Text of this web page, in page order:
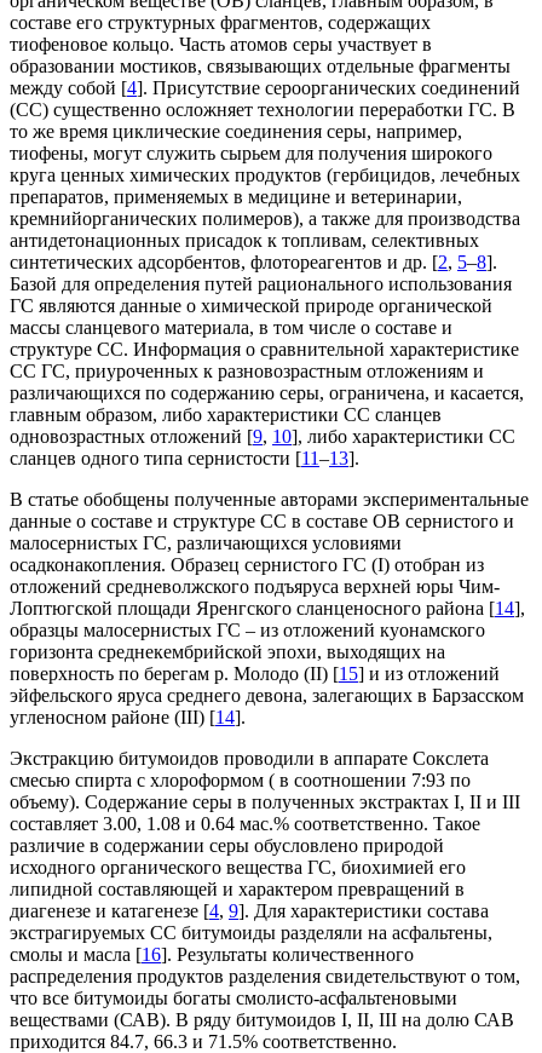
составе его структурных фрагментов, содержащих
тиофеновое кольцо. Часть атомов серы участвует в
образовании мостиков, связывающих отдельные фрагменты
между собой [4]. Присутствие сероорганических соединений
(СС) существенно осложняет технологии переработки ГС. В
то же время циклические соединения серы, например,
тиофены, могут служить сырьем для получения широкого
круга ценных химических продуктов (гербицидов, лечебных
препаратов, применяемых в медицине и ветеринарии,
кремнийорганических полимеров), а также для производства
антидетонационных присадок к топливам, селективных
синтетических адсорбентов, флотореагентов и др. [2, 5–8].
Базой для определения путей рационального использования
ГС являются данные о химической природе органической
массы сланцевого материала, в том числе о составе и
структуре СС. Информация о сравнительной характеристике
СС ГС, приуроченных к разновозрастным отложениям и
различающихся по содержанию серы, ограничена, и касается,
главным образом, либо характеристики СС сланцев
одновозрастных отложений [9, 10], либо характеристики СС
сланцев одного типа сернистости [11–13].
В статье обобщены полученные авторами экспериментальные
данные о составе и структуре СС в составе ОВ сернистого и
малосернистых ГС, различающихся условиями
осадконакопления. Образец сернистого ГС (I) отобран из
отложений средневолжского подъяруса верхней юры Чим-
Лоптюгской площади Яренгского сланценосного района [14],
образцы малосернистых ГС – из отложений куонамского
горизонта среднекембрийской эпохи, выходящих на
поверхность по берегам р. Молодо (II) [15] и из отложений
эйфельского яруса среднего девона, залегающих в Барзасском
угленосном районе (III) [14].
Экстракцию битумоидов проводили в аппарате Сокслета
смесью спирта с хлороформом ( в соотношении 7:93 по
объему). Содержание серы в полученных экстрактах I, II и III
составляет 3.00, 1.08 и 0.64 мас.% соответственно. Такое
различие в содержании серы обусловлено природой
исходного органического вещества ГС, биохимией его
липидной составляющей и характером превращений в
диагенезе и катагенезе [4, 9]. Для характеристики состава
экстрагируемых СС битумоиды разделяли на асфальтены,
смолы и масла [16]. Результаты количественного
распределения продуктов разделения свидетельствуют о том,
что все битумоиды богаты смолисто-асфальтеновыми
веществами (САВ). В ряду битумоидов I, II, III на долю САВ
приходится 84.7, 66.3 и 71.5% соответственно.